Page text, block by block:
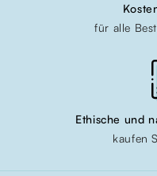
für alle
Ethische und
kaufen